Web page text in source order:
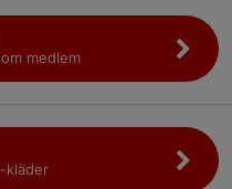
medlem
kläder